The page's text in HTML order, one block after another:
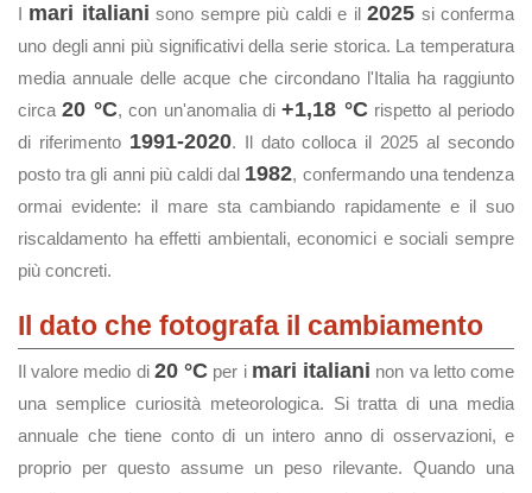
I mari italiani sono sempre più caldi e il2025 si conferma
uno degli anni più significativi della serie storica. La temperatura
media annuale delle acque che circondano l'Italia ha raggiunto
circa20 °C, con un'anomalia di+1,18 °Crispetto al periodo
di riferimento 1991-2020. Il dato colloca il 2025 al secondo
posto tra gli anni più caldi dal 1982, confermando una tendenza
ormai evidente: il mare sta cambiando rapidamente e il suo
riscaldamento ha effetti ambientali, economici e sociali sempre
più concreti.
Il dato che fotografa il cambiamento
Il valore medio di 20 °C per i mari italiani non va letto come
una semplice curiosità meteorologica. Si tratta di una media
annuale che tiene conto di un intero anno di osservazioni, e
proprio per questo assume un peso rilevante. Quando una